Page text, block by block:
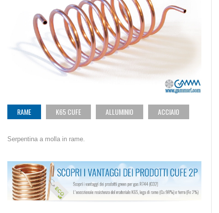
RAME K65 CUFE ALLUMINIO ACCIAIO
Serpentina a molla in rame.